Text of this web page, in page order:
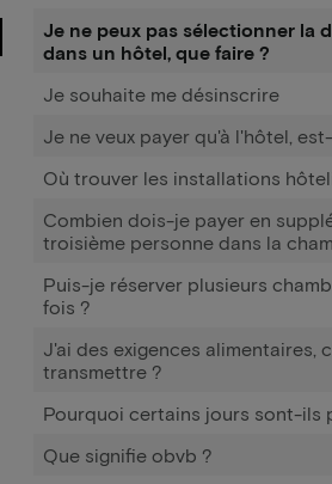
Je ne peux pas sélectionner la
dans un hôtel, que faire ?
Je souhaite me désinscrire
Je ne veux payer qu'à l'hôtel,
Où trouver les installations
Combien dois-je payer en
troisième personne dans la
Puis-je réserver plusieurs
fois ?
J'ai des exigences alimentaires,
transmettre ?
Pourquoi certains jours sont-ils
Que signifie obvb ?